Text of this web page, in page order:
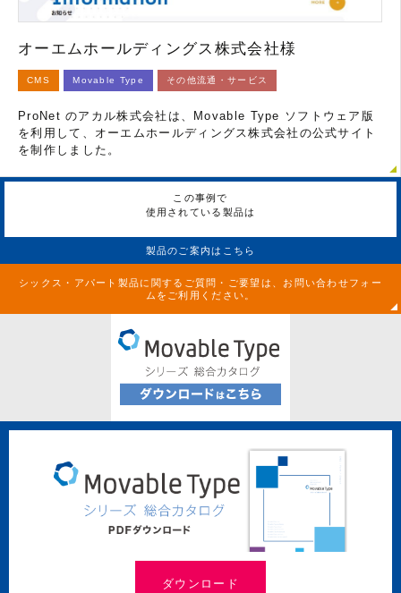
オーエムホールディングス株式会社様
CMS Movable Type その他流通・サービス
ProNet のアカル株式会社は、Movable Type ソフトウェア版
を利用して、オーエムホールディングス株式会社の公式サイト
を制作しました。
この事例で
使用されている製品は
製品のご案内はこちら
シックス・アパート製品に関するご質問・ご要望は、お問い合わせフォー
ムをご利用ください。
ダウンロード